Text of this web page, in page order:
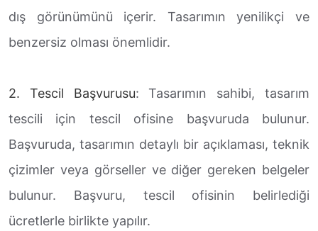
dış görünümünü içerir. Tasarımın yenilikçi ve
benzersiz olması önemlidir.
2. Tescil Başvurusu: Tasarımın sahibi, tasarım
tescili için tescil ofisine başvuruda bulunur.
Başvuruda, tasarımın detaylı bir açıklaması, teknik
çizimler veya görseller ve diğer gereken belgeler
bulunur. Başvuru, tescil ofisinin belirlediği
ücretlerle birlikte yapılır.